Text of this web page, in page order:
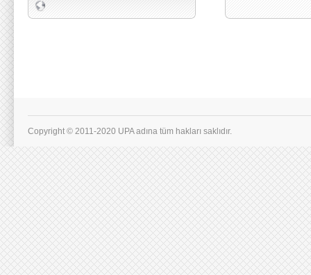
Copyright © 2011-2020 UPA adına tüm hakları saklıdır.